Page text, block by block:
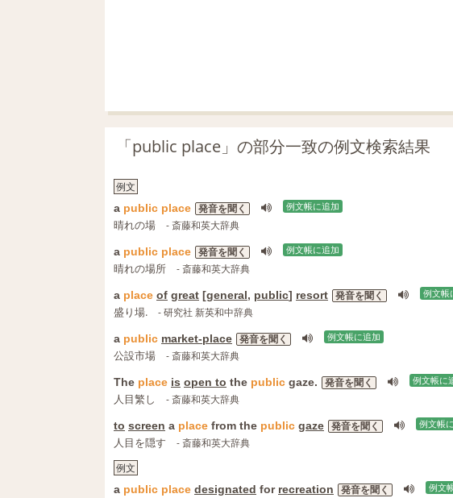
「public place」の部分一致の例文検索結果
例文
a public place 発音を聞く 例文帳に追加
晴れの場 - 斎藤和英大辞典
a public place 発音を聞く 例文帳に追加
晴れの場所 - 斎藤和英大辞典
a place of great [general, public] resort 発音を聞く 例文帳
盛り場. - 研究社 新英和中辞典
a public market-place 発音を聞く 例文帳に追加
公設市場 - 斎藤和英大辞典
The place is open to the public gaze. 発音を聞く 例文帳に
人目繁し - 斎藤和英大辞典
to screen a place from the public gaze 発音を聞く 例文帳
人目を隠す
- 斎藤和英大辞典
例文
a public place designated for recreation 発音を聞く 例文